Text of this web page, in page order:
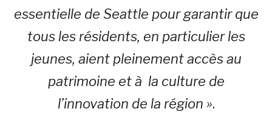
essentielle de Seattle pour garantir que
tous les résidents, en particulier les
jeunes, aient pleinement accès au
patrimoine et à la culture de
l’innovation de la région ».